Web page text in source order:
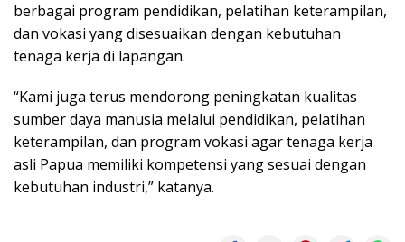
berbagai program pendidikan, pelatihan keterampilan,
dan vokasi yang disesuaikan dengan kebutuhan
tenaga kerja di lapangan.
“Kami juga terus mendorong peningkatan kualitas
sumber daya manusia melalui pendidikan, pelatihan
keterampilan, dan program vokasi agar tenaga kerja
asli Papua memiliki kompetensi yang sesuai dengan
kebutuhan industri,” katanya.